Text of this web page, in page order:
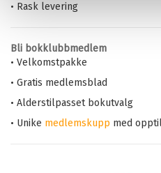
• Rask levering
Bli bokklubbmedlem
• Velkomstpakke
• Gratis medlemsblad
• Alderstilpasset bokutvalg
• Unike medlemskupp med